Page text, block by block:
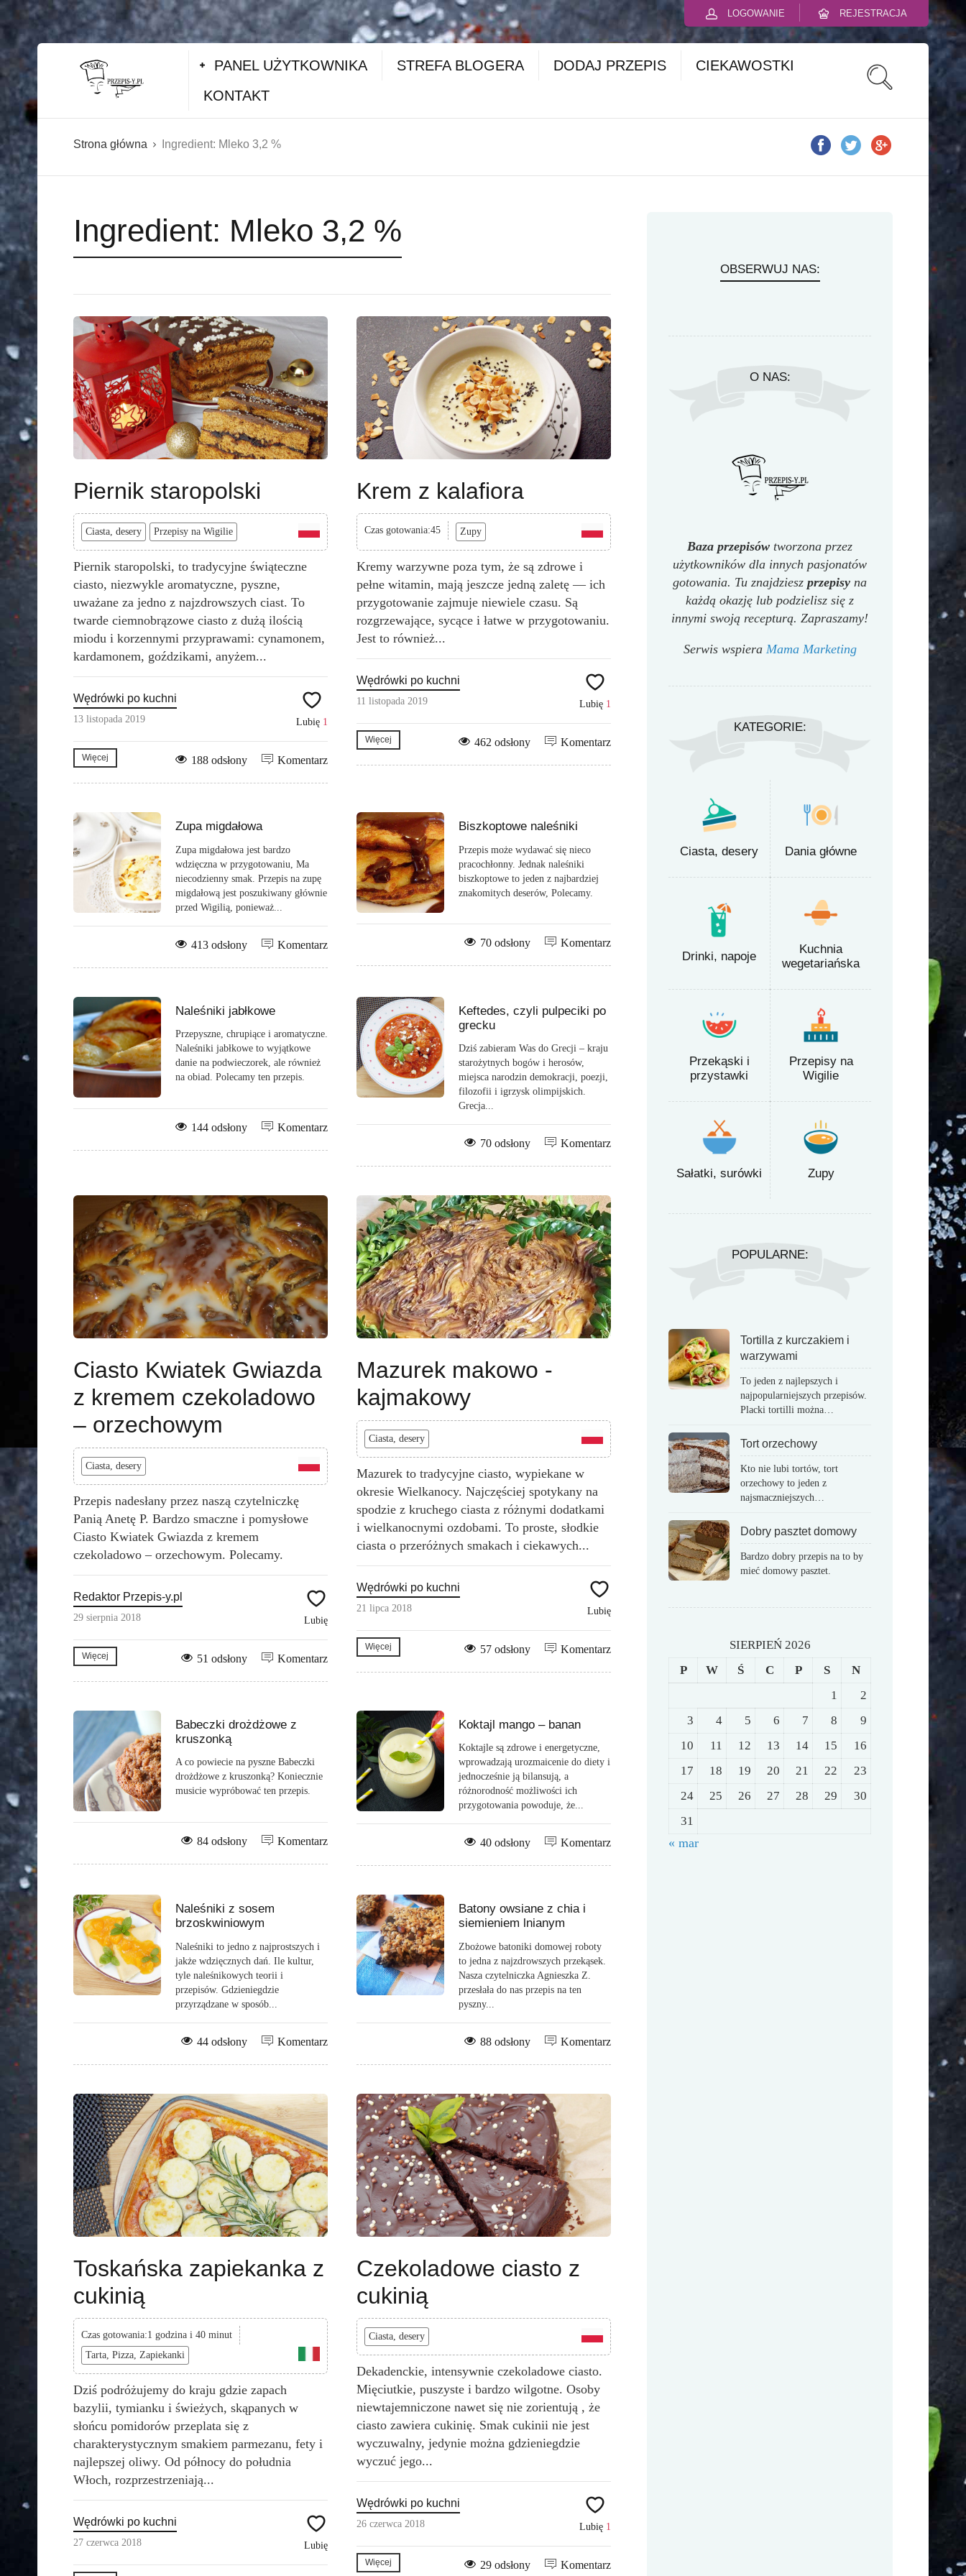
LOGOWANIE REJESTRACJA
PANEL UŻYTKOWNIKA STREFA BLOGERA DODAJ PRZEPIS
CIEKAWOSTKI
KONTAKT
Strona główna Ingredient: Mleko 3,2 %
Ingredient: Mleko 3,2 %
Piernik staropolski
Ciasta, desery Przepisy na Wigilie
Piernik staropolski, to tradycyjne świąteczne
ciasto, niezwykle aromatyczne, pyszne,
uważane za jedno z najzdrowszych ciast. To
twarde ciemnobrązowe ciasto z dużą ilością
miodu i korzennymi przyprawami: cynamonem,
kardamonem, goździkami, anyżem...
Wędrówki po kuchni
13 listopada 2019 Lubię 1
Więcej Komentarz
188 odsłony
Krem z kalafiora
Czas gotowania:45 Zupy
Kremy warzywne poza tym, że są zdrowe i
pełne witamin, mają jeszcze jedną zaletę — ich
przygotowanie zajmuje niewiele czasu. Są
rozgrzewające, sycące i łatwe w przygotowaniu.
Jest to również...
Wędrówki po kuchni
11 listopada 2019 Lubię 1
Więcej Komentarz
462 odsłony
Zupa migdałowa
Zupa migdałowa jest bardzo
wdzięczna w przygotowaniu, Ma
niecodzienny smak. Przepis na zupę
migdałową jest poszukiwany głównie
przed Wigilią, ponieważ...
Komentarz
413 odsłony
Biszkoptowe naleśniki
Przepis może wydawać się nieco
pracochłonny. Jednak naleśniki
biszkoptowe to jeden z najbardziej
znakomitych deserów, Polecamy.
Komentarz
70 odsłony
Naleśniki jabłkowe
Przepyszne, chrupiące i aromatyczne.
Naleśniki jabłkowe to wyjątkowe
danie na podwieczorek, ale również
na obiad. Polecamy ten przepis.
Komentarz
144 odsłony
Keftedes, czyli pulpeciki po
grecku
Dziś zabieram Was do Grecji – kraju
starożytnych bogów i herosów,
miejsca narodzin demokracji, poezji,
filozofii i igrzysk olimpijskich.
Grecja...
Komentarz
70 odsłony
Ciasto Kwiatek Gwiazda
z kremem czekoladowo
– orzechowym
Ciasta, desery
Przepis nadesłany przez naszą czytelniczkę
Panią Anetę P. Bardzo smaczne i pomysłowe
Ciasto Kwiatek Gwiazda z kremem
czekoladowo – orzechowym. Polecamy.
Redaktor Przepis-y.pl
29 sierpnia 2018 Lubię
Więcej Komentarz
51 odsłony
Mazurek makowo -
kajmakowy
Ciasta, desery
Mazurek to tradycyjne ciasto, wypiekane w
okresie Wielkanocy. Najczęściej spotykany na
spodzie z kruchego ciasta z różnymi dodatkami
i wielkanocnymi ozdobami. To proste, słodkie
ciasta o przeróżnych smakach i ciekawych...
Wędrówki po kuchni
21 lipca 2018 Lubię
Więcej Komentarz
57 odsłony
Babeczki drożdżowe z
kruszonką
A co powiecie na pyszne Babeczki
drożdżowe z kruszonką? Koniecznie
musicie wypróbować ten przepis.
Komentarz
84 odsłony
Koktajl mango – banan
Koktajle są zdrowe i energetyczne,
wprowadzają urozmaicenie do diety i
jednocześnie ją bilansują, a
różnorodność możliwości ich
przygotowania powoduje, że...
Komentarz
40 odsłony
Naleśniki z sosem
brzoskwiniowym
Naleśniki to jedno z najprostszych i
jakże wdzięcznych dań. Ile kultur,
tyle naleśnikowych teorii i
przepisów. Gdzieniegdzie
przyrządzane w sposób...
Komentarz
44 odsłony
Batony owsiane z chia i
siemieniem lnianym
Zbożowe batoniki domowej roboty
to jedna z najzdrowszych przekąsek.
Nasza czytelniczka Agnieszka Z.
przesłała do nas przepis na ten
pyszny...
Komentarz
88 odsłony
Toskańska zapiekanka z
cukinią
Czas gotowania:1 godzina i 40 minut
Tarta, Pizza, Zapiekanki
Dziś podróżujemy do kraju gdzie zapach
bazylii, tymianku i świeżych, skąpanych w
słońcu pomidorów przeplata się z
charakterystycznym smakiem parmezanu, fety i
najlepszej oliwy. Od północy do południa
Włoch, rozprzestrzeniają...
Wędrówki po kuchni
27 czerwca 2018 Lubię
Czekoladowe ciasto z
cukinią
Ciasta, desery
Dekadenckie, intensywnie czekoladowe ciasto.
Mięciutkie, puszyste i bardzo wilgotne. Osoby
niewtajemniczone nawet się nie zorientują , że
ciasto zawiera cukinię. Smak cukinii nie jest
wyczuwalny, jedynie można gdzieniegdzie
wyczuć jego...
Wędrówki po kuchni
26 czerwca 2018 Lubię 1
Więcej Komentarz
29 odsłony
OBSERWUJ NAS:
O NAS:
Baza przepisów tworzona przez
użytkowników dla innych pasjonatów
gotowania. Tu znajdziesz przepisy na
każdą okazję lub podzielisz się z
innymi swoją recepturą. Zapraszamy!
Serwis wspiera Mama Marketing
KATEGORIE:
Ciasta, desery Dania główne
Drinki, napoje
Kuchnia
wegetariańska
Przekąski i
przystawki
Przepisy na
Wigilie
Sałatki, surówki Zupy
POPULARNE:
Tortilla z kurczakiem i
warzywami
To jeden z najlepszych i
najpopularniejszych przepisów.
Placki tortilli można…
Tort orzechowy
Kto nie lubi tortów, tort
orzechowy to jeden z
najsmaczniejszych…
Dobry pasztet domowy
Bardzo dobry przepis na to by
mieć domowy pasztet.
SIERPIEŃ 2026
P
W Ś C P S
N
1
2
3
4 5 6 7 8
9
10
11 12 13 14 15
16
17
18 19 20 21 22
23
24
25 26 27 28 29
30
31
« mar